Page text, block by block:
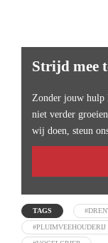
Strijd mee
Zonder jouw hulp
niet verder
wij doen, steun
TAGS
#PLUIMVEEHOUDERIJ